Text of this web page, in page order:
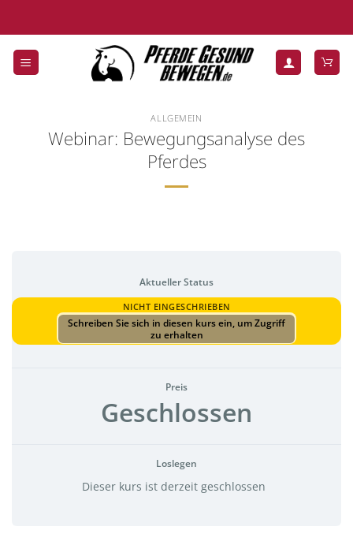
springen
ALLGEMEIN
Webinar: Bewegungsanalyse des
Pferdes
Aktueller Status
NICHT EINGESCHRIEBEN
Schreiben Sie sich in diesen kurs ein, um Zugriff
zu erhalten
Preis
Geschlossen
Loslegen
Dieser kurs ist derzeit geschlossen